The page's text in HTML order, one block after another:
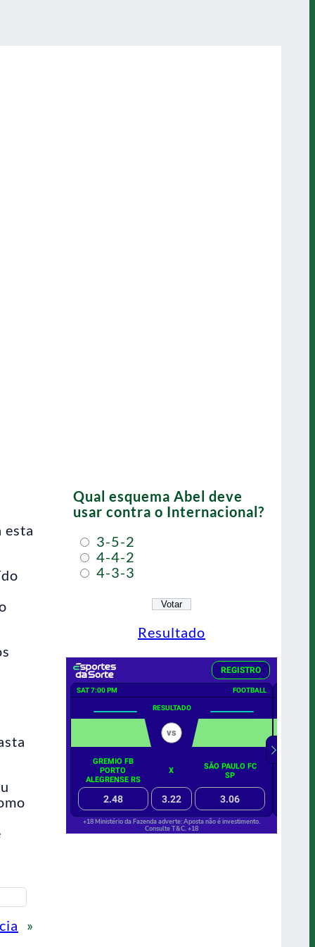
esta
»
Qual esquema Abel deve
usar contra o Internacional?
3-5-2
4-4-2
4-3-3
Resultado